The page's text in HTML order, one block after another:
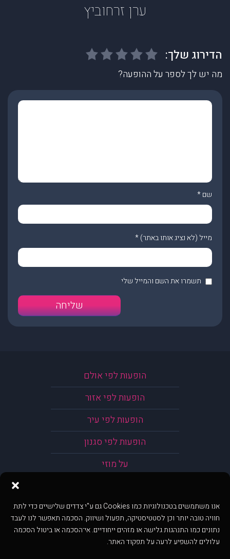
אנו משתמשים בטכנולוגיות כמו Cookies גם ע"י צדדים שלישיים כדי לתת
חוויה טובה יותר וכן לסטטיסטיקה, תפעול ושיווק. הסכמה תאפשר לנו לעבד
נתונים כמו התנהגות גלישה או מזהים ייחודיים. אי־הסכמה או ביטול הסכמה
עלולים להשפיע לרעה על תפקוד האתר.
ערן זרחוביץ
מה יש לך לספר על ההופעה?
שם*
מייל (לא נציג אותו באתר)*
תשמרו את השם והמייל שלי
הופעות לפי אולם
הופעות לפי אזור
הופעות לפי עיר
הופעות לפי סגנון
על מוזי